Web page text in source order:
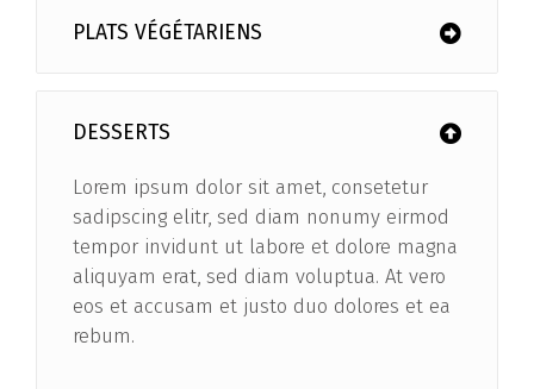
PLATS VÉGÉTARIENS
DESSERTS
Lorem ipsum dolor sit amet, consetetur
sadipscing elitr, sed diam nonumy eirmod
tempor invidunt ut labore et dolore magna
aliquyam erat, sed diam voluptua. At vero
eos et accusam et justo duo dolores et ea
rebum.